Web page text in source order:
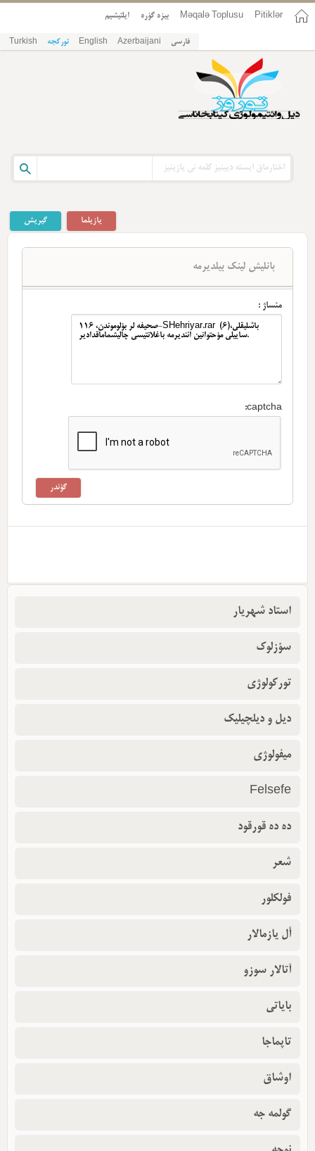
Pitiklər
Məqalə Toplusu بیزه گؤره ایلتیشیم
فارسی Azerbaijani
English تورکجه Turkish
گیریش یازیلما
بانلیش لینک بیلدیرمه
مئساژ :
captcha:
استاد شهریار
سؤزلوک
تورکولوژی
دیل و دیلچیلیک
میفولوژی
Felsefe
ده ده قورقود
شعر
فولکلور
أل یازمالار
آتالار سوزو
بایاتی
تاپماجا
اوشاق
گولمه جه